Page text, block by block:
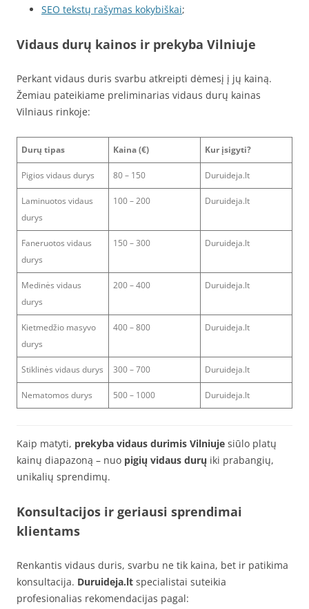
SEO tekstų rašymas kokybiškai;
Vidaus durų kainos ir prekyba Vilniuje
Perkant vidaus duris svarbu atkreipti dėmesį į jų kainą.
Žemiau pateikiame preliminarias vidaus durų kainas
Vilniaus rinkoje:
Durų tipas Kaina (€) Kur įsigyti?
Pigios vidaus durys 80 – 150 Duruideja.lt
Laminuotos vidaus
durys
100 – 200 Duruideja.lt
Faneruotos vidaus
durys
150 – 300 Duruideja.lt
Medinės vidaus
durys
200 – 400 Duruideja.lt
Kietmedžio masyvo
durys
400 – 800 Duruideja.lt
Stiklinės vidaus durys 300 – 700 Duruideja.lt
Nematomos durys 500 – 1000 Duruideja.lt
Kaip matyti, prekyba vidaus durimis Vilniuje siūlo platų
kainų diapazoną – nuo pigių vidaus durų iki prabangių,
unikalių sprendimų.
Konsultacijos ir geriausi sprendimai
klientams
Renkantis vidaus duris, svarbu ne tik kaina, bet ir patikima
konsultacija. Duruideja.lt specialistai suteikia
profesionalias rekomendacijas pagal: